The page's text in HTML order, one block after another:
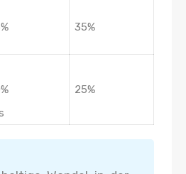
35%
25%